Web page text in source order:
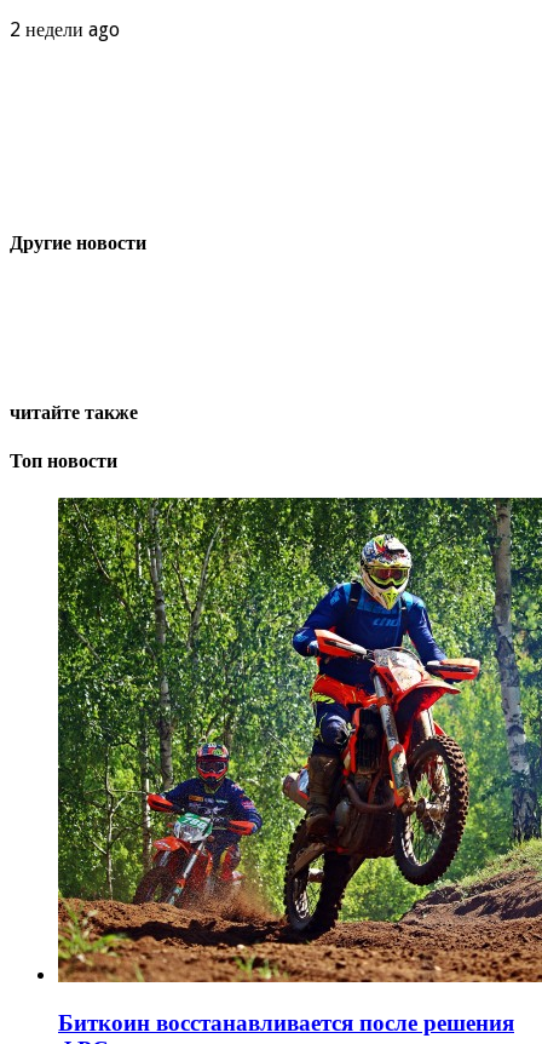
2 недели ago
Другие новости
читайте также
Топ новости
Биткоин восстанавливается после решения